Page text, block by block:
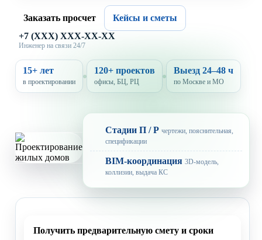
Заказать просчет
Кейсы и сметы
+7 (XXX) XXX-XX-XX
Инженер на связи 24/7
15+ лет
в проектировании
120+ проектов
офисы, БЦ, РЦ
Выезд 24–48 ч
по Москве и МО
Стадии П / Р чертежи, пояснительная,
спецификации
BIM-координация 3D-модель,
коллизии, выдача КС